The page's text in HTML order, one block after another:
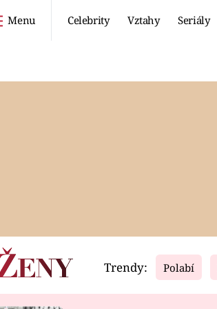
Menu Celebrity Vztahy Seriály
Video
Trendy: Polabí